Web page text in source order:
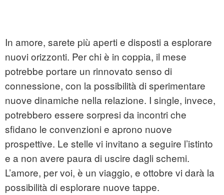
In amore, sarete più aperti e disposti a esplorare
nuovi orizzonti. Per chi è in coppia, il mese
potrebbe portare un rinnovato senso di
connessione, con la possibilità di sperimentare
nuove dinamiche nella relazione. I single, invece,
potrebbero essere sorpresi da incontri che
sfidano le convenzioni e aprono nuove
prospettive. Le stelle vi invitano a seguire l’istinto
e a non avere paura di uscire dagli schemi.
L’amore, per voi, è un viaggio, e ottobre vi darà la
possibilità di esplorare nuove tappe.